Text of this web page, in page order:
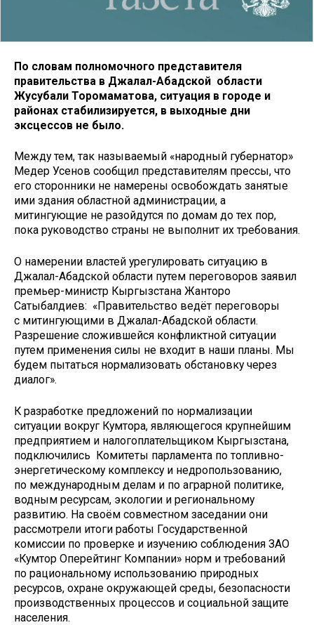
По словам полномочного представителя
правительства в Джалал-Абадской области
Жусубали Торомаматова, ситуация в городе и
районах стабилизируется, в выходные дни
эксцессов не было.
Между тем, так называемый «народный губернатор»
Медер Усенов сообщил представителям прессы, что
его сторонники не намерены освобождать занятые
ими здания областной администрации, а
митингующие не разойдутся по домам до тех пор,
пока руководство страны не выполнит их требования.
О намерении властей урегулировать ситуацию в
Джалал-Абадской области путем переговоров заявил
премьер-министр Кыргызстана Жанторо
Сатыбалдиев: «Правительство ведёт переговоры
с митингующими в Джалал-Абадской области.
Разрешение сложившейся конфликтной ситуации
путем применения силы не входит в наши планы. Мы
будем пытаться нормализовать обстановку через
диалог».
К разработке предложений по нормализации
ситуации вокруг Кумтора, являющегося крупнейшим
предприятием и налогоплательщиком Кыргызстана,
подключились Комитеты парламента по топливно-
энергетическому комплексу и недропользованию,
по международным делам и по аграрной политике,
водным ресурсам, экологии и региональному
развитию. На своём совместном заседании они
рассмотрели итоги работы Государственной
комиссии по проверке и изучению соблюдения ЗАО
«Кумтор Оперейтинг Компании» норм и требований
по рациональному использованию природных
ресурсов, охране окружающей среды, безопасности
производственных процессов и социальной защите
населения.